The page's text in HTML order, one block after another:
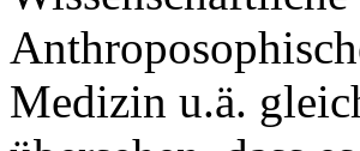
Medizin u.ä.